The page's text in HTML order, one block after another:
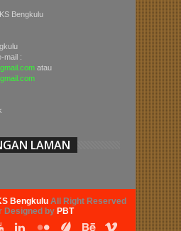
Bengkulu
mail :
atau
LAMAN
Bengkulu All Right Reserved
Designed by PBT